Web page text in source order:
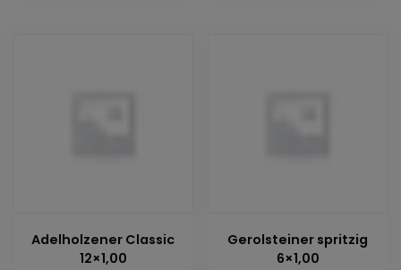
Adelholzener Classic
12×1,00
Gerolsteiner spritzig
6×1,00